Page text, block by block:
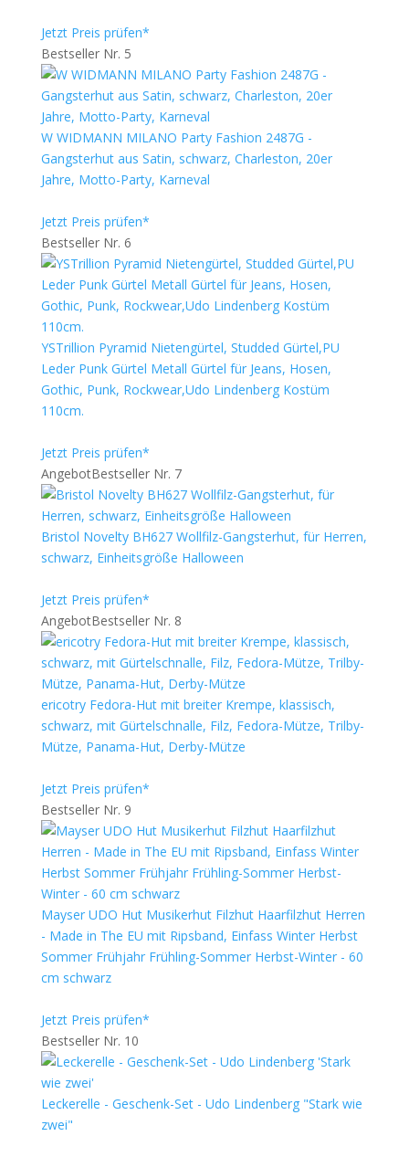
Jetzt Preis prüfen*
Bestseller Nr. 5
W WIDMANN MILANO Party Fashion 2487G -
Gangsterhut aus Satin, schwarz, Charleston, 20er
Jahre, Motto-Party, Karneval
Jetzt Preis prüfen*
Bestseller Nr. 6
YSTrillion Pyramid Nietengürtel, Studded Gürtel,PU
Leder Punk Gürtel Metall Gürtel für Jeans, Hosen,
Gothic, Punk, Rockwear,Udo Lindenberg Kostüm
110cm.
Jetzt Preis prüfen*
AngebotBestseller Nr. 7
Bristol Novelty BH627 Wollfilz-Gangsterhut, für Herren,
schwarz, Einheitsgröße Halloween
Jetzt Preis prüfen*
AngebotBestseller Nr. 8
ericotry Fedora-Hut mit breiter Krempe, klassisch,
schwarz, mit Gürtelschnalle, Filz, Fedora-Mütze, Trilby-
Mütze, Panama-Hut, Derby-Mütze
Jetzt Preis prüfen*
Bestseller Nr. 9
Mayser UDO Hut Musikerhut Filzhut Haarfilzhut Herren
- Made in The EU mit Ripsband, Einfass Winter Herbst
Sommer Frühjahr Frühling-Sommer Herbst-Winter - 60
cm schwarz
Jetzt Preis prüfen*
Bestseller Nr. 10
Leckerelle - Geschenk-Set - Udo Lindenberg "Stark wie
zwei"